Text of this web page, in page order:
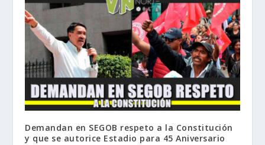
Demandan en SEGOB respeto a la Constitución
y que se autorice Estadio para 45 Aniversario